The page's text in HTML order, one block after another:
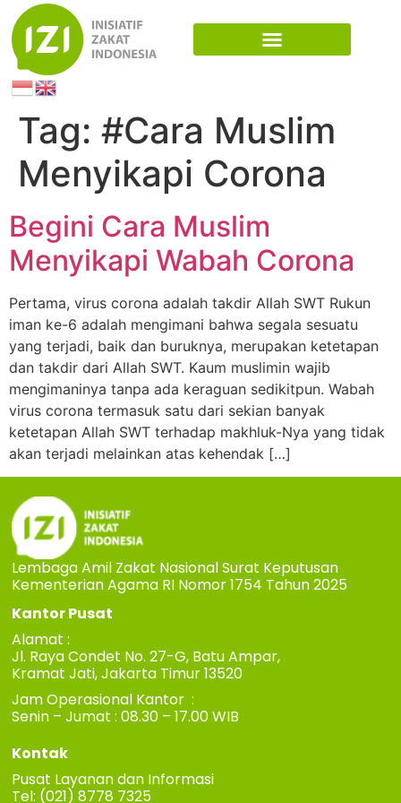
Tag: #Cara Muslim
Menyikapi Corona
Begini Cara Muslim
Menyikapi Wabah Corona
Pertama, virus corona adalah takdir Allah SWT Rukun
iman ke-6 adalah mengimani bahwa segala sesuatu
yang terjadi, baik dan buruknya, merupakan ketetapan
dan takdir dari Allah SWT. Kaum muslimin wajib
mengimaninya tanpa ada keraguan sedikitpun. Wabah
virus corona termasuk satu dari sekian banyak
ketetapan Allah SWT terhadap makhluk-Nya yang tidak
akan terjadi melainkan atas kehendak […]
Lembaga Amil Zakat Nasional Surat Keputusan
Kementerian Agama RI Nomor 1754 Tahun 2025
Kantor Pusat
Alamat :
Jl. Raya Condet No. 27-G, Batu Ampar,
Kramat Jati, Jakarta Timur 13520
Jam Operasional Kantor :
Senin – Jumat : 08.30 – 17.00 WIB
Kontak
Pusat Layanan dan Informasi
Tel: (021) 8778 7325